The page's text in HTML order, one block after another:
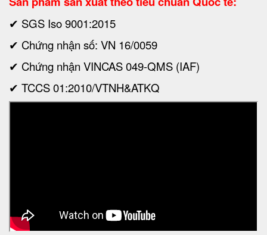
✔ SGS Iso 9001:2015
✔ Chứng nhận số: VN 16/0059
✔ Chứng nhận VINCAS 049-QMS (IAF)
✔ TCCS 01:2010/VTNH&ATKQ